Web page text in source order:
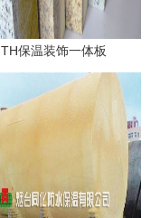
TH保温装饰一体板